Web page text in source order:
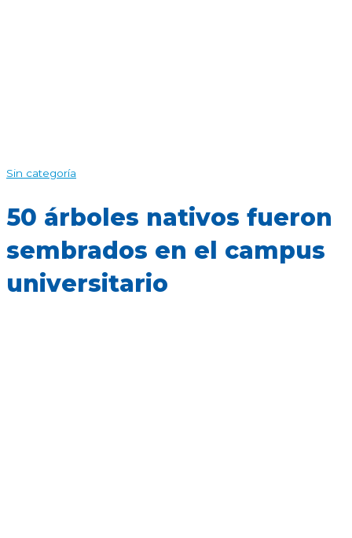
Sin categoría
50 árboles nativos fueron
sembrados en el campus
universitario